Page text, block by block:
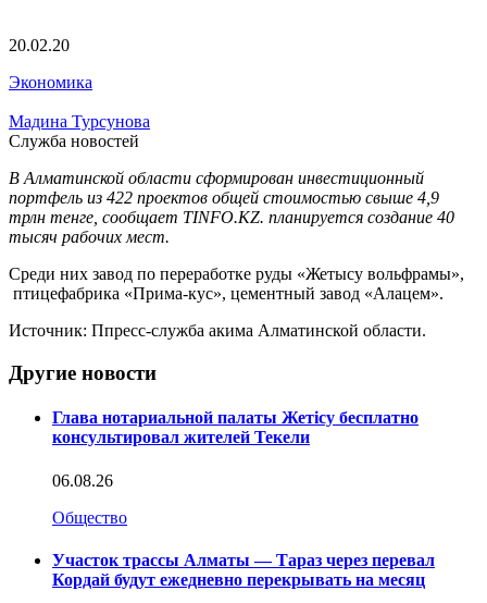
20.02.20
Экономика
Мадина Турсунова
Служба новостей
В Алматинской области сформирован инвестиционный
портфель из 422 проектов общей стоимостью свыше 4,9
трлн тенге, сообщает TINFO.KZ. планируется создание 40
тысяч рабочих мест.
Среди них завод по переработке руды «Жетысу вольфрамы»,
птицефабрика «Прима-кус», цементный завод «Алацем».
Источник: Ппресс-служба акима Алматинской области.
Другие новости
Глава нотариальной палаты Жетісу бесплатно
консультировал жителей Текели
06.08.26
Общество
Участок трассы Алматы — Тараз через перевал
Кордай будут ежедневно перекрывать на месяц